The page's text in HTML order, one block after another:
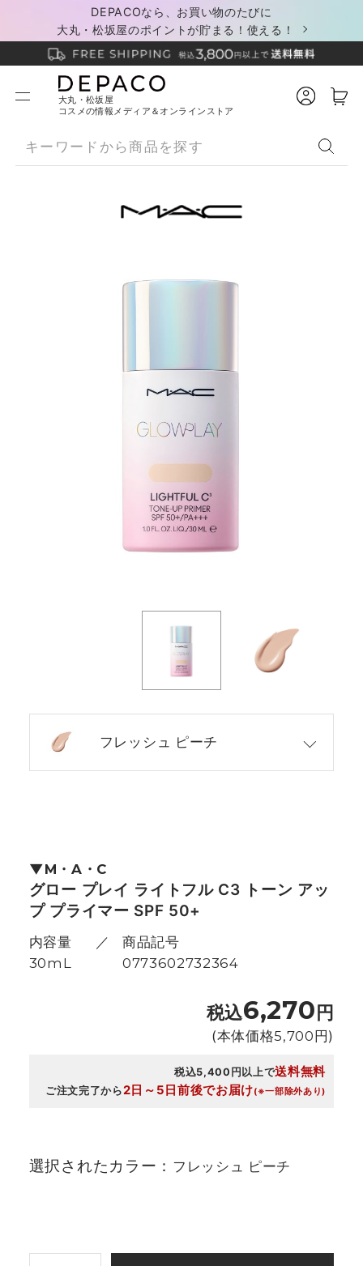
DEPACOなら、お買い物のたびに
大丸・松坂屋のポイントが貯まる！使える！
大丸・松坂屋
コスメの情報メディア＆オンラインストア
フレッシュ ピーチ
M・A・C
グロー プレイ ライトフル C3 トーン アッ
プ プライマー SPF 50+
内容量
30mL
商品記号
0773602732364
税込6,270円
(本体価格5,700円)
税込5,400円以上で送料無料
ご注文完了から2日～5日前後でお届け(※一部除外あり)
選択されたカラー： フレッシュ ピーチ